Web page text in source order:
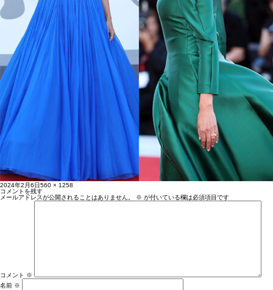
投
稿
日:
2024年2月6日フ
ル
サ
イ
560 × 1258
コメントを残す
メールアドレスが公開されることはありません。
※ が付いている欄は必須項目です
コメント ※
名前 ※